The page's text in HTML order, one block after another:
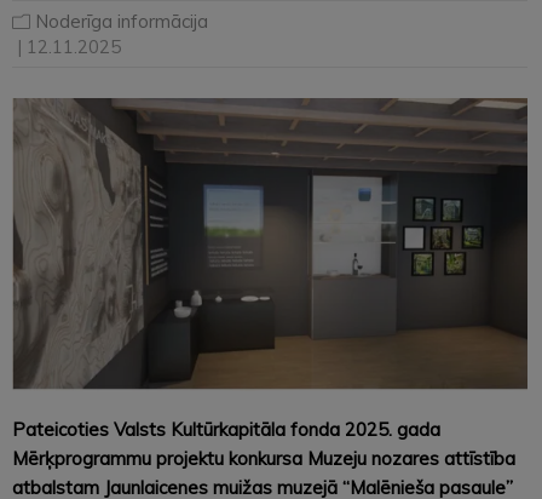
Noderīga informācija
| 12.11.2025
Pateicoties Valsts Kultūrkapitāla fonda 2025. gada
Mērķprogrammu projektu konkursa Muzeju nozares attīstība
atbalstam Jaunlaicenes muižas muzejā “Malēnieša pasaule”